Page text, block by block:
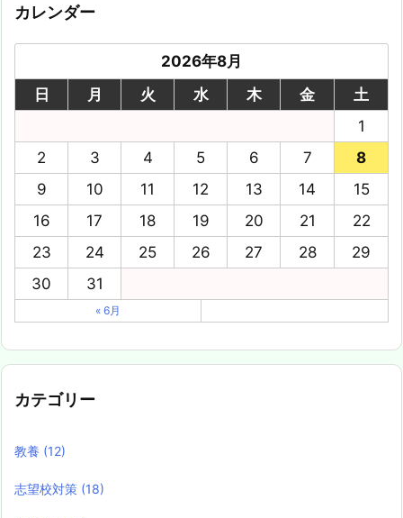
カレンダー
2026年8月
日
月 火 水 木 金
土
1
2
3 4 5 6 7
8
9
10 11 12 13 14
15
16
17 18 19 20 21
22
23
24 25 26 27 28
29
30
31
« 6月
カテゴリー
教養 (12)
志望校対策 (18)